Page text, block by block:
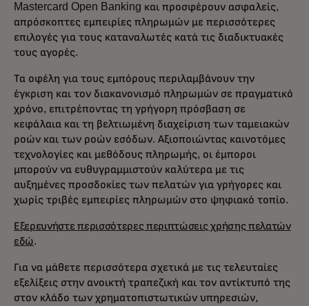
Mastercard Open Banking και προσφέρουν ασφαλείς,
απρόσκοπτες εμπειρίες πληρωμών με περισσότερες
επιλογές για τους καταναλωτές κατά τις διαδικτυακές
τους αγορές.
Τα οφέλη για τους εμπόρους περιλαμβάνουν την
έγκριση και τον διακανονισμό πληρωμών σε πραγματικό
χρόνο, επιτρέποντας τη γρήγορη πρόσβαση σε
κεφάλαια και τη βελτιωμένη διαχείριση των ταμειακών
ροών και των ροών εσόδων. Αξιοποιώντας καινοτόμες
τεχνολογίες και μεθόδους πληρωμής, οι έμποροι
μπορούν να ευθυγραμμιστούν καλύτερα με τις
αυξημένες προσδοκίες των πελατών για γρήγορες και
χωρίς τριβές εμπειρίες πληρωμών στο ψηφιακό τοπίο.
Εξερευνήστε περισσότερες περιπτώσεις χρήσης πελατών
εδώ.
Για να μάθετε περισσότερα σχετικά με τις τελευταίες
εξελίξεις στην ανοικτή τραπεζική και τον αντίκτυπό της
στον κλάδο των χρηματοπιστωτικών υπηρεσιών,